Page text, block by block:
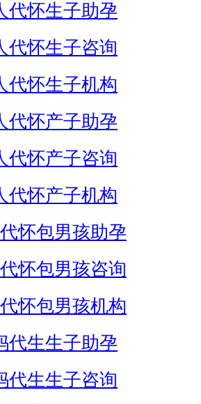
代怀生子助孕
代怀生子咨询
代怀生子机构
代怀产子助孕
代怀产子咨询
代怀产子机构
怀包男孩助孕
怀包男孩咨询
怀包男孩机构
代生生子助孕
代生生子咨询